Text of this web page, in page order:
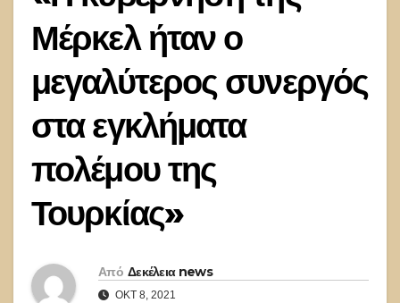
Μέρκελ ήταν ο
μεγαλύτερος συνεργός
στα εγκλήματα
πολέμου της
Τουρκίας»
Από Δεκέλεια news
ΟΚΤ 8, 2021